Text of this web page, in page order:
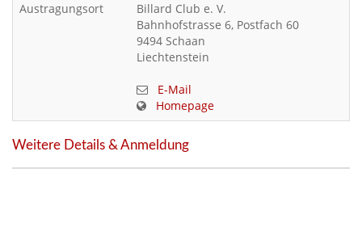
Austragungsort
Billard Club e. V.
Bahnhofstrasse 6, Postfach 60
9494 Schaan
Liechtenstein
E-Mail
Homepage
Weitere Details & Anmeldung